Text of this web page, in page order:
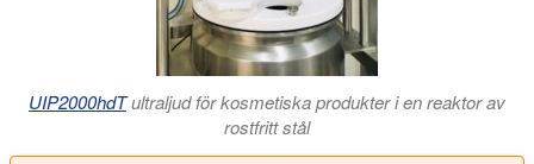
UIP2000hdTultraljud för kosmetiska produkter i en reaktor av
rostfritt stål